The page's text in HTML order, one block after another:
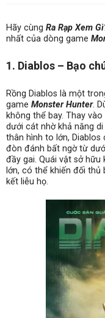
Hãy cùng Ra Rạp Xem
nhất của dòng game
1. Diablos – Bạo
Rồng Diablos là một
game Monster Hunter.
không thể bay. Thay
dưới cát nhờ khả năng
thân hình to lớn,
đòn đánh bất ngờ từ
đầy gai. Quái vật sở
lớn, có thể khiến đối
kết liễu họ.